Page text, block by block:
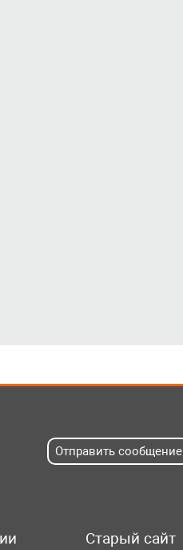
Отправить сообщение
Старый сайт